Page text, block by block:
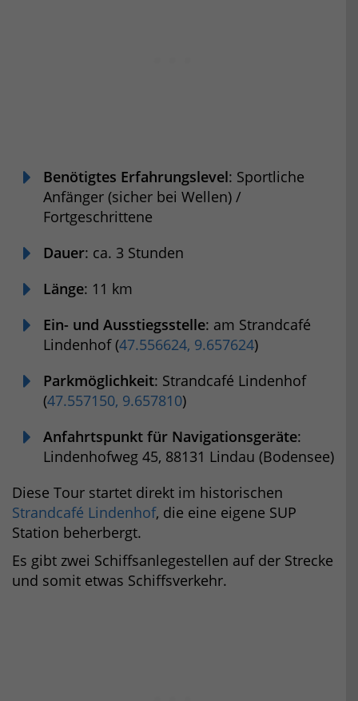
Benötigtes Erfahrungslevel: Sportliche
Anfänger (sicher bei Wellen) /
Fortgeschrittene
Dauer: ca. 3 Stunden
Länge: 11 km
Ein- und Ausstiegsstelle: am Strandcafé
Lindenhof (47.556624, 9.657624)
Parkmöglichkeit: Strandcafé Lindenhof
(47.557150, 9.657810)
Anfahrtspunkt für Navigationsgeräte:
Lindenhofweg 45, 88131 Lindau (Bodensee)
Diese Tour startet direkt im historischen
Strandcafé Lindenhof, die eine eigene SUP
Station beherbergt.
Es gibt zwei Schiffsanlegestellen auf der Strecke
und somit etwas Schiffsverkehr.